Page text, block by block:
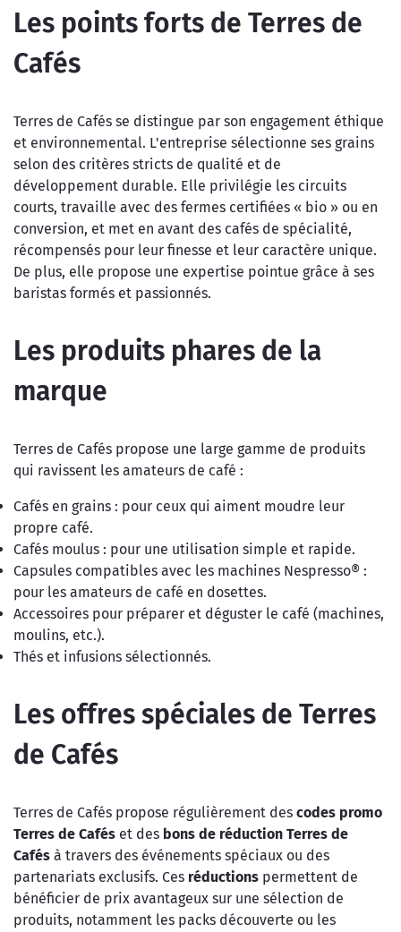
Les points forts de Terres de
Cafés
Terres de Cafés se distingue par son engagement éthique
et environnemental. L'entreprise sélectionne ses grains
selon des critères stricts de qualité et de
développement durable. Elle privilégie les circuits
courts, travaille avec des fermes certifiées « bio » ou en
conversion, et met en avant des cafés de spécialité,
récompensés pour leur finesse et leur caractère unique.
De plus, elle propose une expertise pointue grâce à ses
baristas formés et passionnés.
Les produits phares de la
marque
Terres de Cafés propose une large gamme de produits
qui ravissent les amateurs de café :
Cafés en grains : pour ceux qui aiment moudre leur
propre café.
Cafés moulus : pour une utilisation simple et rapide.
Capsules compatibles avec les machines Nespresso® :
pour les amateurs de café en dosettes.
Accessoires pour préparer et déguster le café (machines,
moulins, etc.).
Thés et infusions sélectionnés.
Les offres spéciales de Terres
de Cafés
Terres de Cafés propose régulièrement des codes promo
Terres de Cafés et des bons de réduction Terres de
Cafés à travers des événements spéciaux ou des
partenariats exclusifs. Ces réductions permettent de
bénéficier de prix avantageux sur une sélection de
produits, notamment les packs découverte ou les